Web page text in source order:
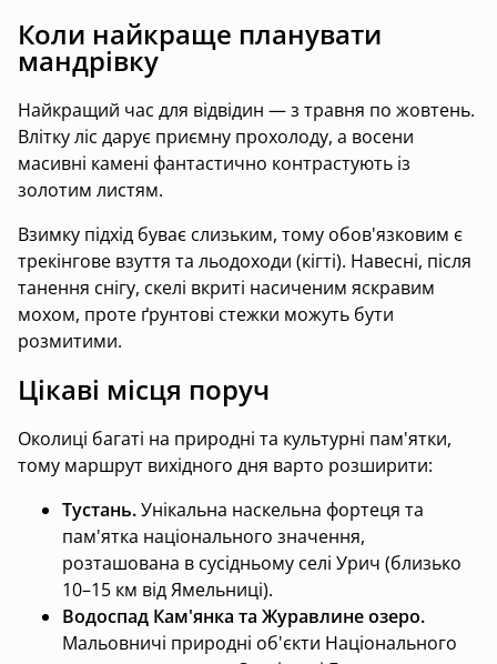
Коли найкраще планувати
мандрівку
Найкращий час для відвідин — з травня по жовтень.
Влітку ліс дарує приємну прохолоду, а восени
масивні камені фантастично контрастують із
золотим листям.
Взимку підхід буває слизьким, тому обов'язковим є
трекінгове взуття та льодоходи (кігті). Навесні, після
танення снігу, скелі вкриті насиченим яскравим
мохом, проте ґрунтові стежки можуть бути
розмитими.
Цікаві місця поруч
Околиці багаті на природні та культурні пам'ятки,
тому маршрут вихідного дня варто розширити:
Тустань.Унікальна наскельна фортеця та
пам'ятка національного значення,
розташована в сусідньому селі Урич (близько
10–15 км від Ямельниці).
Водоспад Кам'янка та Журавлине озеро.
Мальовничі природні об'єкти Національного